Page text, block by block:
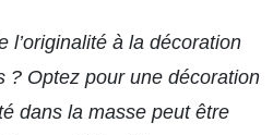
l’originalité à la décoration
? Optez pour une décoration
dans la masse peut être